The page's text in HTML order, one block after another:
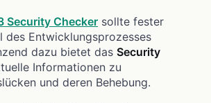
Security Checker sollte fester
des Entwicklungsprozesses
dazu bietet das Security
Informationen zu
und deren Behebung.